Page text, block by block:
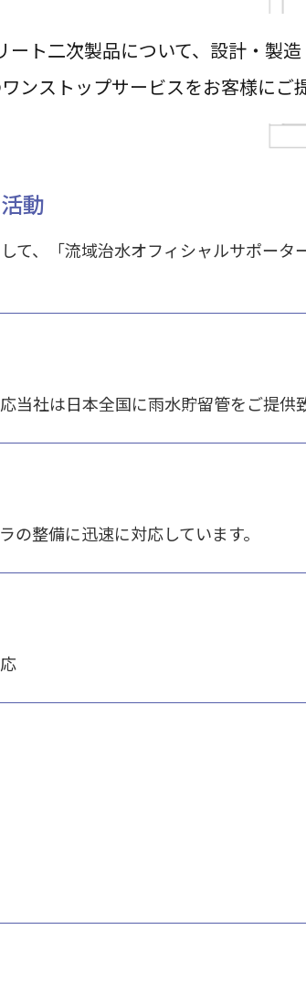
ート二次製品について、設計・製
ンストップサービスをお客様にご
動
て、「流域治水オフィシャルサポータ
社は日本全国に雨水貯留管をご提供
整備に迅速に対応しています。